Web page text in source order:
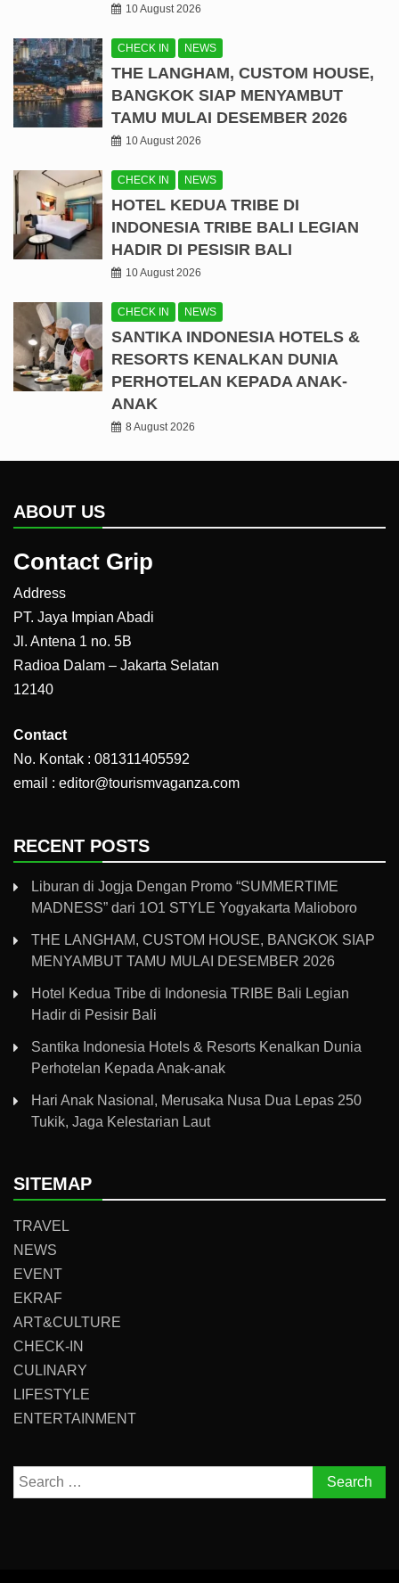
10 August 2026
CHECK IN NEWS
THE LANGHAM, CUSTOM HOUSE,
BANGKOK SIAP MENYAMBUT
TAMU MULAI DESEMBER 2026
10 August 2026
CHECK IN NEWS
HOTEL KEDUA TRIBE DI
INDONESIA TRIBE BALI LEGIAN
HADIR DI PESISIR BALI
10 August 2026
CHECK IN NEWS
SANTIKA INDONESIA HOTELS &
RESORTS KENALKAN DUNIA
PERHOTELAN KEPADA ANAK-
ANAK
8 August 2026
ABOUT US
Contact Grip
Address
PT. Jaya Impian Abadi
Jl. Antena 1 no. 5B
Radioa Dalam – Jakarta Selatan
12140
Contact
No. Kontak : 081311405592
email : editor@tourismvaganza.com
RECENT POSTS
Liburan di Jogja Dengan Promo “SUMMERTIME
MADNESS” dari 1O1 STYLE Yogyakarta Malioboro
THE LANGHAM, CUSTOM HOUSE, BANGKOK SIAP
MENYAMBUT TAMU MULAI DESEMBER 2026
Hotel Kedua Tribe di Indonesia TRIBE Bali Legian
Hadir di Pesisir Bali
Santika Indonesia Hotels & Resorts Kenalkan Dunia
Perhotelan Kepada Anak-anak
Hari Anak Nasional, Merusaka Nusa Dua Lepas 250
Tukik, Jaga Kelestarian Laut
SITEMAP
TRAVEL
NEWS
EVENT
EKRAF
ART&CULTURE
CHECK-IN
CULINARY
LIFESTYLE
ENTERTAINMENT
Search
for: